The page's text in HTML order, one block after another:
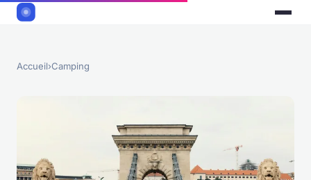
Accueil›Camping